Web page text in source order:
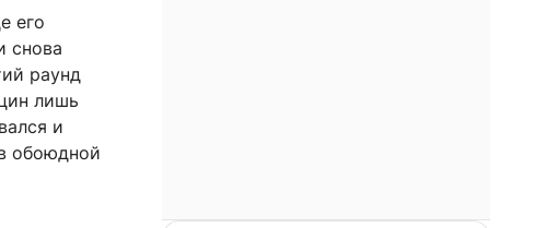
его
снова
раунд
лишь
и
обоюдной